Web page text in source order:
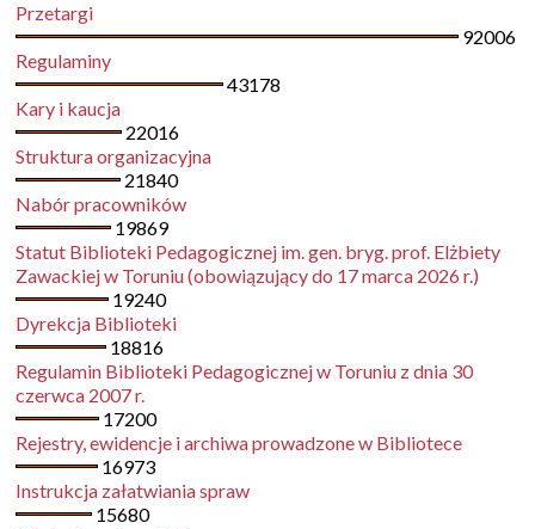
Przetargi
92006
Regulaminy
43178
Kary i kaucja
22016
Struktura organizacyjna
21840
Nabór pracowników
19869
Statut Biblioteki Pedagogicznej im. gen. bryg. prof. Elżbiety
Zawackiej w Toruniu (obowiązujący do 17 marca 2026 r.)
19240
Dyrekcja Biblioteki
18816
Regulamin Biblioteki Pedagogicznej w Toruniu z dnia 30
czerwca 2007 r.
17200
Rejestry, ewidencje i archiwa prowadzone w Bibliotece
16973
Instrukcja załatwiania spraw
15680